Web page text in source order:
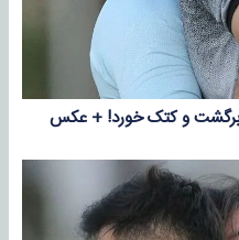
برگشت و کتک خورد! + عکس